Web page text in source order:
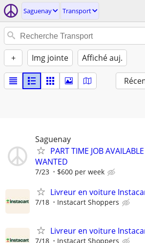
Saguenay Transport
+ Img jointe Affiché auj.
Saguenay
PART TIME JOB
WANTED
7/23 $600 per week
Livreur en voiture
7/18 Instacart Shoppers
Livreur en voiture
7/18 Instacart Shoppers